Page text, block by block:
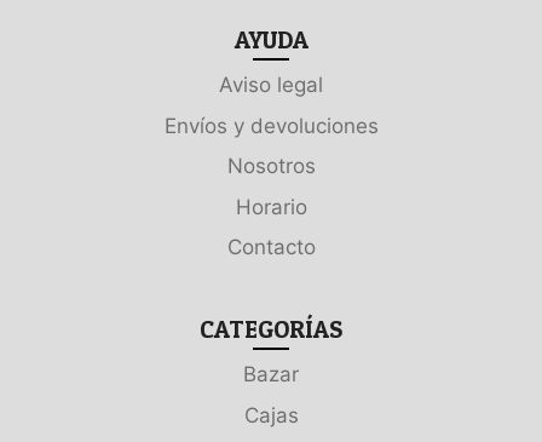
AYUDA
Aviso legal
Envíos y devoluciones
Nosotros
Horario
Contacto
CATEGORÍAS
Bazar
Cajas